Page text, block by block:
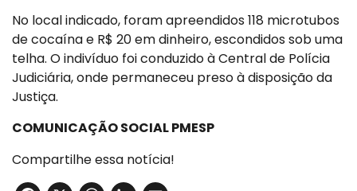
No local indicado, foram apreendidos 118 microtubos
de cocaína e R$ 20 em dinheiro, escondidos sob uma
telha. O indivíduo foi conduzido à Central de Polícia
Judiciária, onde permaneceu preso à disposição da
Justiça.
COMUNICAÇÃO SOCIAL PMESP
Compartilhe essa notícia!